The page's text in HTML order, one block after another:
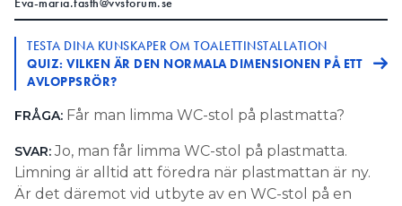
TESTA DINA KUNSKAPER OM TOALETTINSTALLATION
QUIZ: VILKEN ÄR DEN NORMALA DIMENSIONEN PÅ ETT
AVLOPPSRÖR?
FRÅGA: Får man limma WC-stol på plastmatta?
SVAR:Jo, man får limma WC-stol på plastmatta.
Limning är alltid att föredra när plastmattan är ny.
Är det däremot vid utbyte av en WC-stol på en